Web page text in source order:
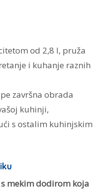
od 2,8 l, pruža
i kuhanje raznih
završna obrada
kuhinji,
s ostalim kuhinjskim
mekim dodirom koja